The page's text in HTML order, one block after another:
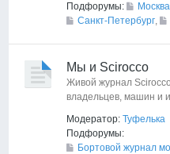
Подфорумы:
Москва
Санкт-Петербург,
Мы и Scirocco
Живой журнал
владельцев, машин и
Модератор: Туфелька
Подфорумы:
Бортовой журнал